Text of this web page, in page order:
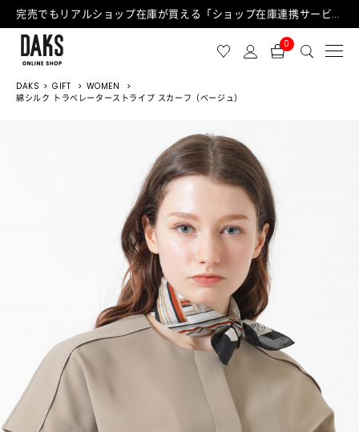
完売でもリアルショップ在庫が買える「ショップ在庫連携サービス」が日中もご利用可能になりました！
0
DAKS GIFT
WOMEN
綿シルク トラベレーターストライプ スカーフ（ベージュ）